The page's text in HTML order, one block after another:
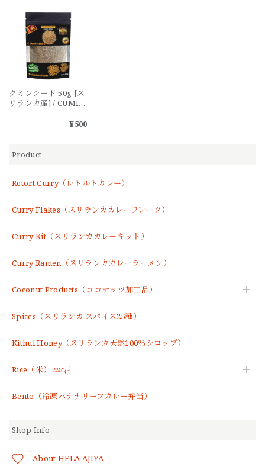
Product
Retort Curry（レトルトカレー）
Curry Flakes（スリランカカレーフレーク）
Curry Kit（スリランカカレーキット）
Curry Ramen（スリランカカレーラーメン）
Coconut Products（ココナッツ加工品）
Spices（スリランカ スパイス25種）
Kithul Honey（スリランカ天然100％シロップ）
Rice（米） සහල්
Bento（冷凍バナナリーフカレー弁当）
Shop Info
About HELA AJIYA
クミンシード 50g [ス
リランカ産] / CUMIN
¥500